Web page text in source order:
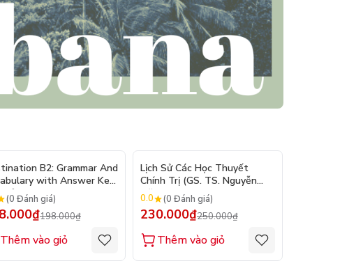
- 10%
B2: Grammar And
with Answer Key
Bản 2025)
(0 Đánh giá)
198.000₫
Thêm vào giỏ
Lịch Sử Các Học Thuyết
Chính Trị (GS. TS. Nguyễn
Đăng Dung)
0.0 (0 Đánh giá)
230.000₫250.000₫
Thêm vào giỏ